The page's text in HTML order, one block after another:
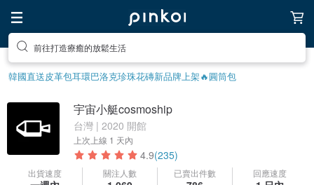
前往打造療癒的放鬆生活
前往尋找靈感吧
韓國直送皮革包耳環巴洛克珍珠花磚新品牌上架🔥圓筒包
宇宙小艇cosmoship
台灣 | 2020 開館
上次上線 1 天內
4.9(235)
出貨速度 關注人數 已賣出件數 回應速度